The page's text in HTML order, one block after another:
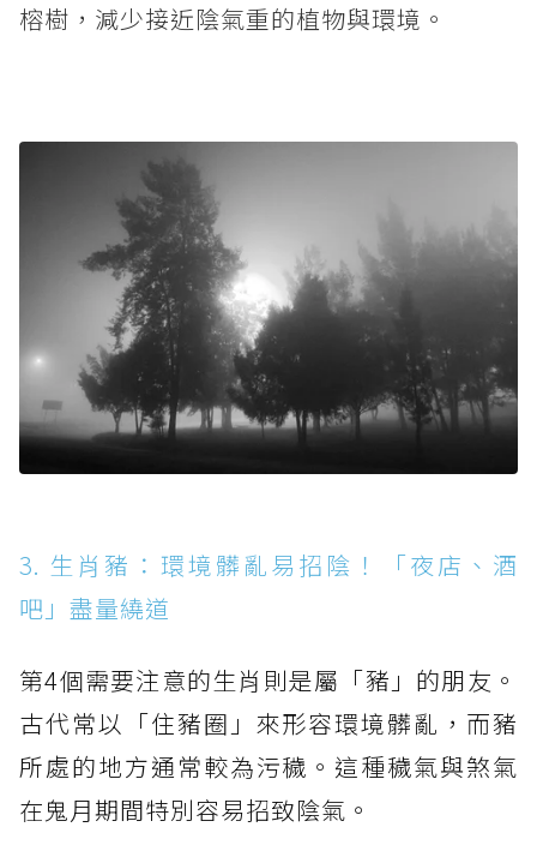
榕樹，減少接近陰氣重的植物與環境。
3. 生肖豬：環境髒亂易招陰！「夜店、酒
吧」盡量繞道
第4個需要注意的生肖則是屬「豬」的朋友。
古代常以「住豬圈」來形容環境髒亂，而豬
所處的地方通常較為污穢。這種穢氣與煞氣
在鬼月期間特別容易招致陰氣。